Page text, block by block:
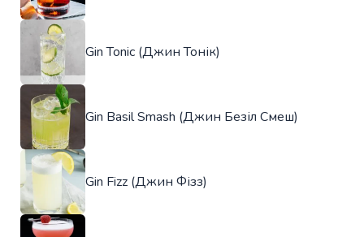
Gin Tonic (Джин Тонік)
Gin Basil Smash (Джин Безіл Смеш)
Gin Fizz (Джин Фізз)